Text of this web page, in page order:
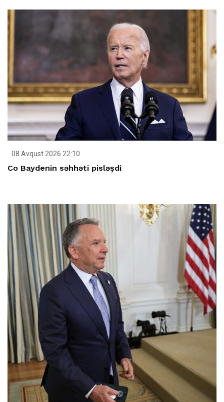
08 Avqust 2026 22:10
Co Baydenin səhhəti pisləşdi